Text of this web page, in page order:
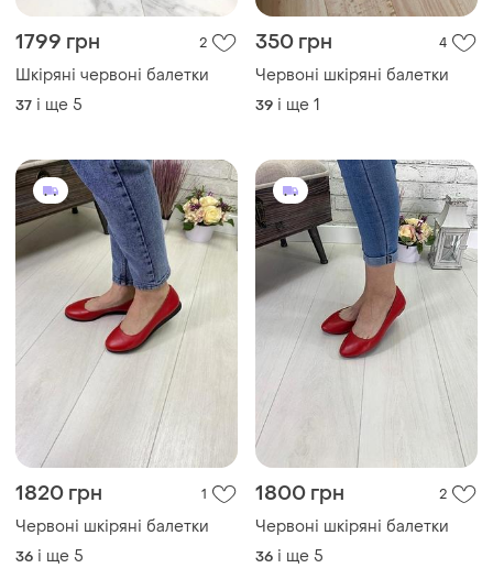
1799 грн 2
Шкіряні червоні балетки
37 і ще 5
350 грн 4
Червоні шкіряні балетки
39 і ще 1
1820 грн 1
Червоні шкіряні балетки
36 і ще 5
1800 грн 2
Червоні шкіряні балетки
36 і ще 5